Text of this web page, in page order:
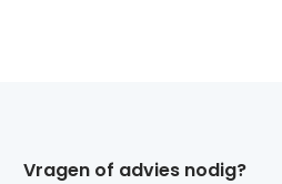
Vragen of advies nodig?